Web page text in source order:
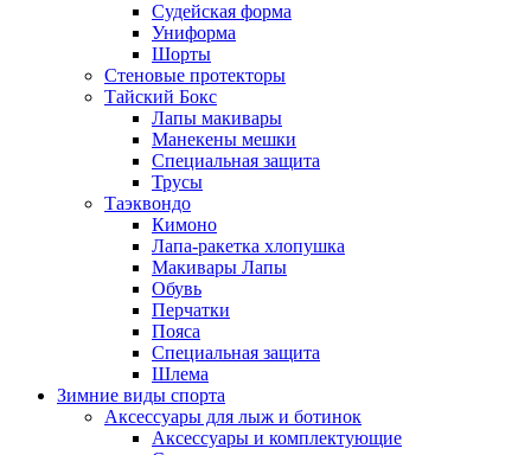
Судейская форма
Униформа
Шорты
Стеновые протекторы
Тайский Бокс
Лапы макивары
Манекены мешки
Специальная защита
Трусы
Таэквондо
Кимоно
Лапа-ракетка хлопушка
Макивары Лапы
Обувь
Перчатки
Пояса
Специальная защита
Шлема
Зимние виды спорта
Аксессуары для лыж и ботинок
Аксессуары и комплектующие